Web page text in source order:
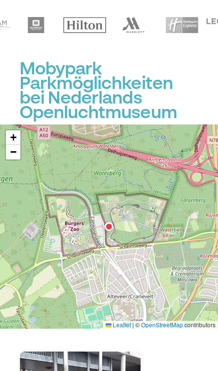
Mobypark
Parkmöglichkeiten
bei Nederlands
Openluchtmuseum
+
−
Leaflet |©OpenStreetMapcontributors